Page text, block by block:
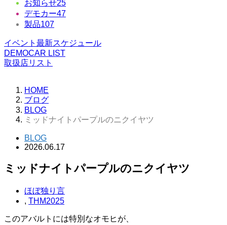
お知らせ25
デモカー47
製品107
イベント最新スケジュール
DEMOCAR LIST
取扱店リスト
HOME
ブログ
BLOG
ミッドナイトパープルのニクイヤツ
BLOG
2026.06.17
ミッドナイトパープルのニクイヤツ
ほぼ独り言
, THM2025
このアバルトには特別なオモヒが、